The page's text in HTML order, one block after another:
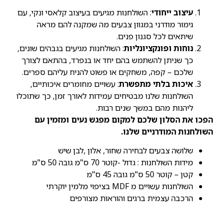
עיצוב ייחודי: השולחנות מגיעים בעיצוב קלאסי ונקי, עם
גימור מודרני במגוון צבעים מה שמקנה להם מראה
שיתאים לכל סגנון פנים.
נוחות ופונקציונליות: השולחנות מגיעים בגבהים שונים,
כך שניתן להשתמש בהם יחד או בנפרד, בהתאם לצורך
שלכם – קפה, משחקים או פשוט להניח עליהם ספרים.
איכות בלתי מתפשרת: עשויים מחומרים איכותיים,
השולחנות שלנו מבטיחים עמידות לאורך זמן, כך שתוכלו
ליהנות מהם במשך שנים רבות.
הפכו את הסלון שלכם למקום מפגש נעים ומזמין עם
השולחנות המודרניים שלנו.
שלושה צבעים לבחירה שחור, אלון ,לבן שיש
מידות השולחנות : גדול -קוטר 70 ס"מ גובה 50 ס"מ
קטן – קוטר 50 ס"מ גובה 45 ס"מ
השולחנות עשויים מ MDF בציפוי מלמין יוקרתי
הרכבה עצמית ברגים והוראות מצורפים